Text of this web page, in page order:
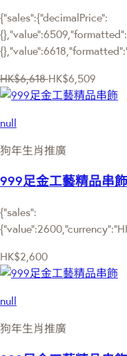
{"sales":{"decimalPrice":
HK$6,618 HK$6,509
null
狗年生肖推廣
999足金工藝精品串飾
{"sales":
HK$2,600
null
狗年生肖推廣